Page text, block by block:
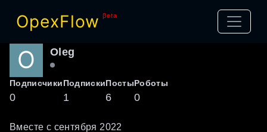
OpexFlow βeta
Oleg
Подписчики
0
Подписки
1
Посты
6
Роботы
0
Вместе с сентября 2022